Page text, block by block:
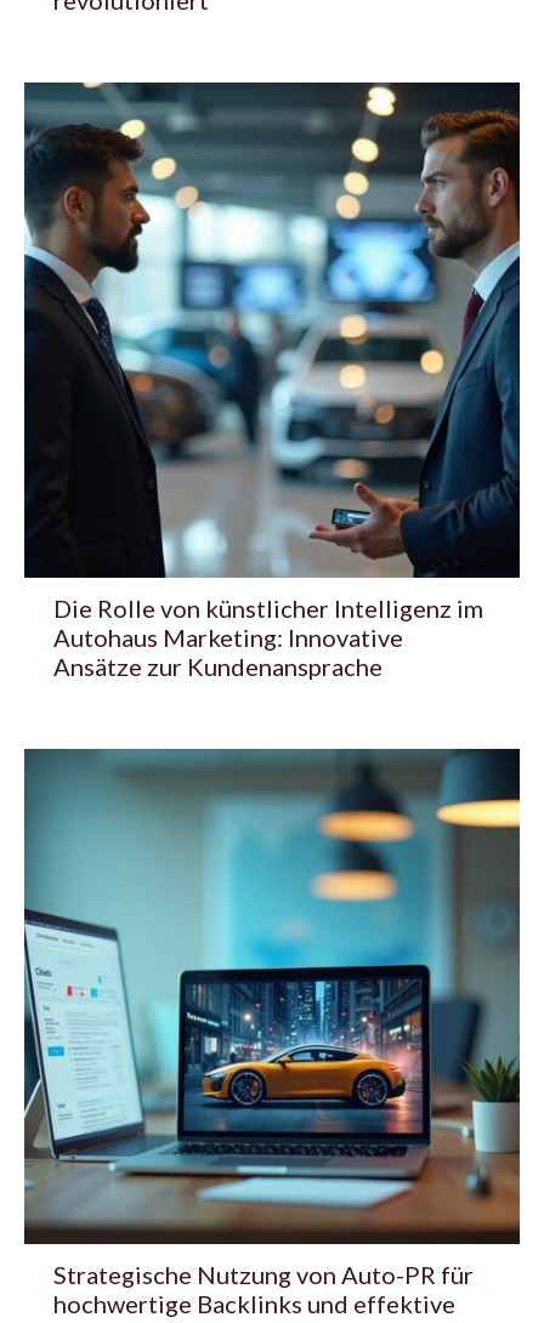
Die Rolle von künstlicher Intelligenz im
Autohaus Marketing: Innovative
Ansätze zur Kundenansprache
Strategische Nutzung von Auto-PR für
hochwertige Backlinks und effektive